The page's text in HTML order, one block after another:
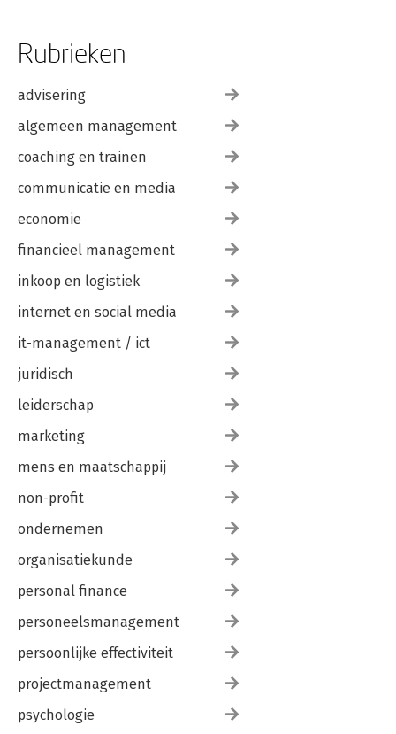
Rubrieken
advisering
algemeen management
coaching en trainen
communicatie en media
economie
financieel management
inkoop en logistiek
internet en social media
it-management / ict
juridisch
leiderschap
marketing
mens en maatschappij
non-profit
ondernemen
organisatiekunde
personal finance
personeelsmanagement
persoonlijke effectiviteit
projectmanagement
psychologie